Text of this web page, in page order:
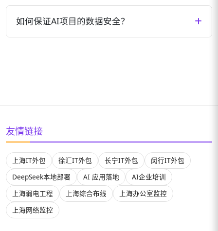
决策类项目可能在6-12个月内产生明显回报，而创新
型应用可能需要1-2年时间实现价值最大化。我们会帮
如何保证AI项目的数据安全？
友情链接
上海IT外包 徐汇IT外包 长宁IT外包
闵行IT外包
DeepSeek本地部署
AI 应用落地
AI企业培训
上海弱电工程
上海综合布线
上海办公室监控
上海网络监控